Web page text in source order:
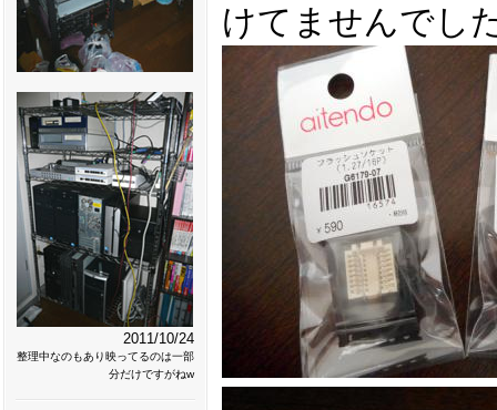
2011/10/24
整理中なのもあり映ってるのは一部
分だけですがねw
けてませんでし